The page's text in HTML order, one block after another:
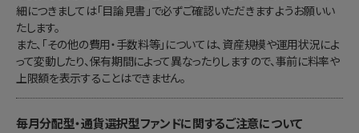
細につきましては「目論見書」で必ずご確認いただきますようお願いい
たします。
また、「その他の費用・手数料等」については、資産規模や運用状況によ
って変動したり、保有期間によって異なったりしますので、事前に料率や
上限額を表示することはできません。
毎月分配型・通貨選択型ファンドに関するご注意について